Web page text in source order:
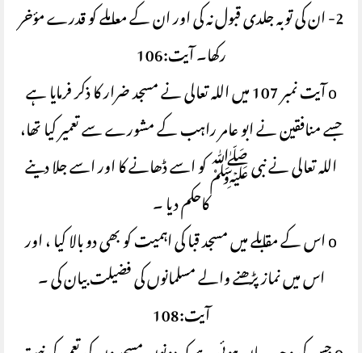
2- ان کی توبہ جلدی قبول نہ کی اور ان کے معاملے کو قدرے مؤخر
رکھا۔ آیت:106
o آیت نمبر 107 میں اللہ تعالی نے مسجد ضرار کا ذکر فرمایا ہے
جسے منافقین نے ابو عامر راہب کے مشورے سے تعمیر کیا تھا،
اللہ تعالی نے نبی ﷺ کو اسے ڈھانے کا اور اسے جلا دینے
کاحکم دیا ۔
o اس کے مقابلے میں مسجد قبا کی اہمیت کو بھی دو بالا کیا ، اور
اس میں نماز پڑھنے والے مسلمانوں کی فضیلت بیان کی ۔
آیت:108